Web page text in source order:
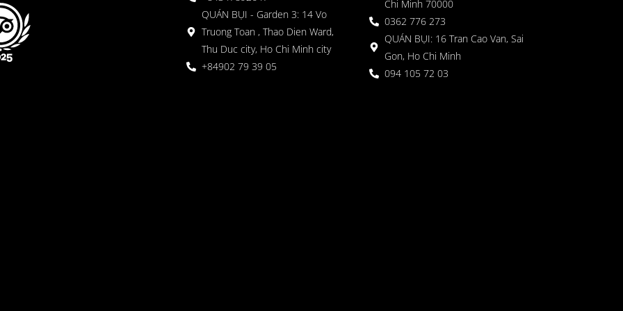
QUÁN BỤI - Garden 3: 14 Vo
Truong Toan , Thao Dien Ward,
Thu Duc city, Ho Chi Minh city
+84902 79 39 05
Chi Minh 70000
0362 776 273
QUÁN BỤI: 16 Tran Cao Van, Sai
Gon, Ho Chi Minh
094 105 72 03